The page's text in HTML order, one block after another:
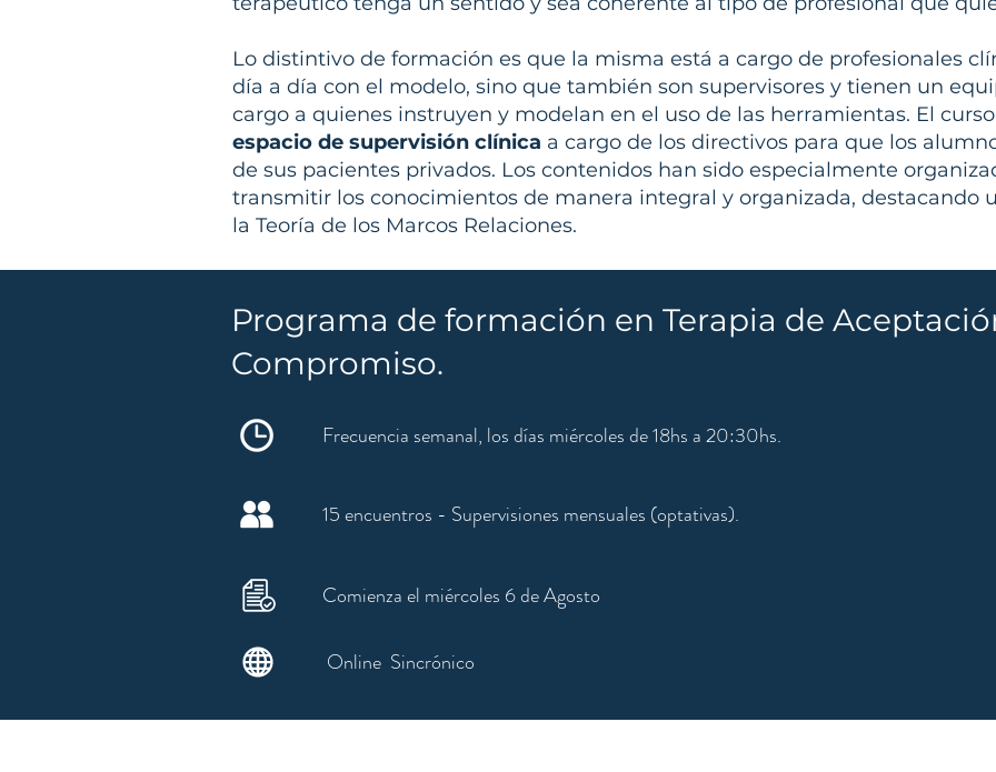
Lo distintivo de formación es que la misma está a cargo de profesionales
día a día con el modelo, sino que también son supervisores y tienen un
cargo a quienes instruyen y modelan en el uso de las herramientas. El
espacio de supervisión clínica a cargo de los directivos para que los
de sus pacientes privados. Los contenidos han sido especialmente
transmitir los conocimientos de manera integral y organizada, destacando
la Teoría de los Marcos Relaciones.
Programa de formación en Terapia de
Compromiso.
Frecuencia semanal, los días miércoles de 18hs a 20:30hs.
15 encuentros - Supervisiones mensuales (optativas).
Comienza el miércoles 6 de Agosto
Online Sincrónico